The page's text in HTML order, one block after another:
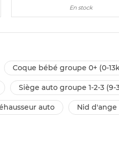
En stock
coque bébé groupe 0+ (0-
siège auto groupe 1-2-3 (9-
auto nid